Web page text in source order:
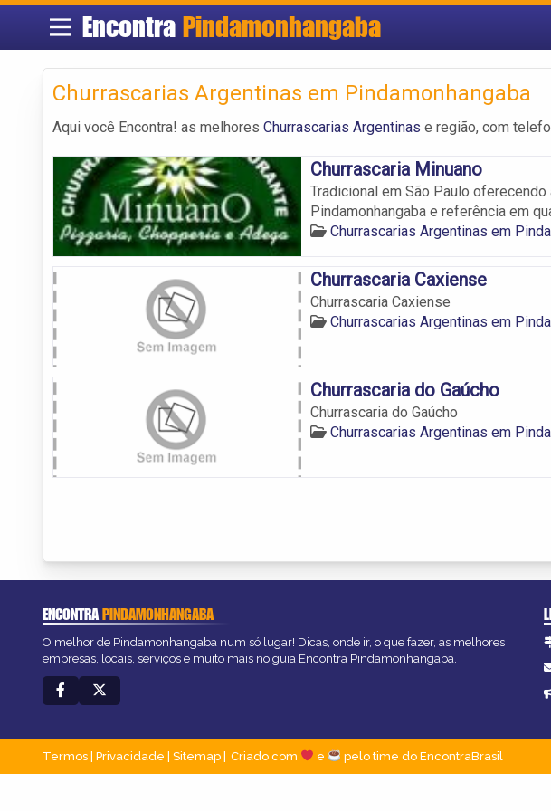
Encontra Pindamonhangaba
Churrascarias Argentinas em Pindamonhangaba
Aqui você Encontra! as melhores Churrascarias Argentinas e região, com
Churrascaria Minuano
Tradicional em São Paulo
Pindamonhangaba e referência em
Churrascarias Argentinas em
Churrascaria Caxiense
Churrascaria Caxiense
Churrascarias Argentinas em
Churrascaria do Gaúcho
Churrascaria do Gaúcho
Churrascarias Argentinas em
ENCONTRAPINDAMONHANGABA
O melhor de Pindamonhangaba num só lugar! Dicas, onde ir, o que fazer, as melhores
empresas, locais, serviços e muito mais no guia Encontra Pindamonhangaba.
Termos Privacidade Sitemap Criado com e pelo time do EncontraBrasil